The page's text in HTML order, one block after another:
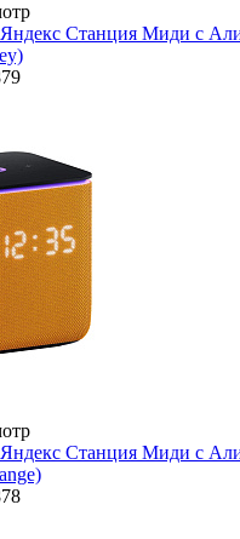
Станция Миди с
Станция Миди с